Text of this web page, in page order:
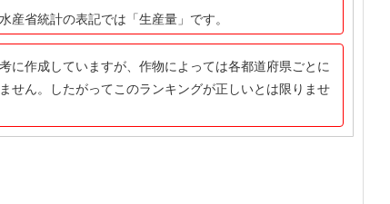
産省統計の表記では「生産量」です。
に作成していますが、作物によっては各都道府県ごとに
せん。したがってこのランキングが正しいとは限りませ